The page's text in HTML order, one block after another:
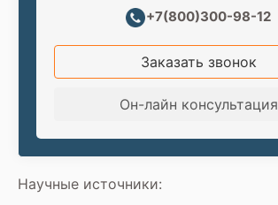
+7(800)300-98-12
Заказать звонок
Он-лайн консультация
Научные источники: